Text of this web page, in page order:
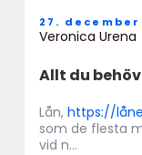
Allt du
27. december
Veronica Urena
Lån, https://
som de flesta
vid n...